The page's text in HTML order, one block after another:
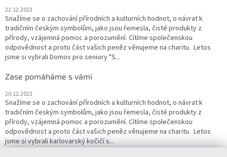
22.12.2023
Snažíme se o zachování přírodních a kulturních hodnot, o návrat k
tradičním českým symbolům, jako jsou řemesla, čisté produkty z
přírody, vzájemná pomoc a porozumění. Cítíme společenskou
odpovědnost a proto část vašich peněz věnujeme na charitu. Letos
jsme si vybrali Domov pro seniory "S...
Zase pomáháme s vámi
20.12.2022
Snažíme se o zachování přírodních a kulturních hodnot, o návrat k
tradičním českým symbolům, jako jsou řemesla, čisté produkty z
přírody, vzájemná pomoc a porozumění. Cítíme společenskou
odpovědnost a proto část vašich peněz věnujeme na charitu. Letos
jsme si vybrali karlovarský kočičí s...